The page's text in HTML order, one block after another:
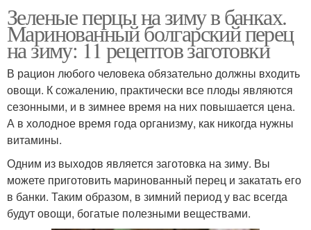
Зеленые перцы на зиму в банках.
Маринованный болгарский перец
на зиму: 11 рецептов заготовки
В рацион любого человека обязательно должны входить
овощи. К сожалению, практически все плоды являются
сезонными, и в зимнее время на них повышается цена.
А в холодное время года организму, как никогда нужны
витамины.
Одним из выходов является заготовка на зиму. Вы
можете приготовить маринованный перец и закатать его
в банки. Таким образом, в зимний период у вас всегда
будут овощи, богатые полезными веществами.